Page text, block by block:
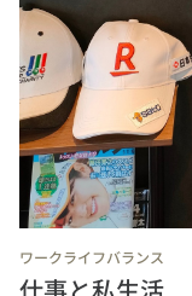
ワークライフバランス
仕事と私生活